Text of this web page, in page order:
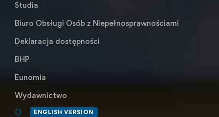
Studia
Biuro Obsługi Osób z Niepełnosprawnościami
Deklaracja dostępności
BHP
Eunomia
Wydawnictwo
ENGLISH VERSION